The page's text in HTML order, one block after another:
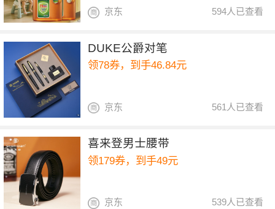
594人已查看
京东
DUKE公爵对笔
领78券，到手46.84元
561人已查看
京东
喜来登男士腰带
领179券，到手49元
539人已查看
京东